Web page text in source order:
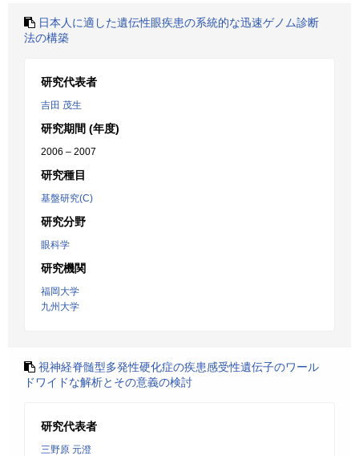
日本人に適した遺伝性眼疾患の系統的な迅速ゲノム診断
法の構築
研究代表者
吉田 茂生
研究期間 (年度)
2006 – 2007
研究種目
基盤研究(C)
研究分野
眼科学
研究機関
福岡大学
九州大学
視神経脊髄型多発性硬化症の疾患感受性遺伝子のワール
ドワイドな解析とその意義の検討
研究代表者
三野原 元澄